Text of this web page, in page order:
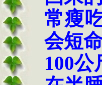
常瘦
会短
100公